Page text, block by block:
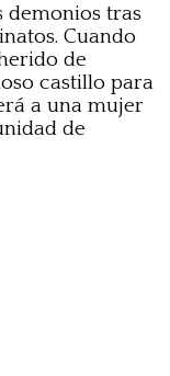
demonios tras
Cuando
de
castillo para
a una mujer
de